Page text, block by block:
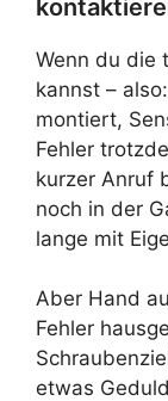
Wenn du die
kannst –
montiert,
Fehler
kurzer Anruf
noch in der
lange mit
Aber Hand
Fehler
etwas